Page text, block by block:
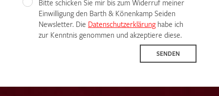
Bitte schicken Sie mir bis zum Widerruf meiner
Einwilligung den Barth & Könenkamp Seiden
Newsletter. Die Datenschutzerklärunghabe ich
zur Kenntnis genommen und akzeptiere diese.
SENDEN